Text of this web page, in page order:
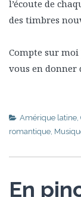
l’écoute de
des timbres
Compte sur
vous en donner
Amérique latine,
romantique,
En